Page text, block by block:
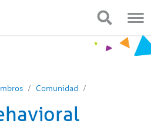
Comunidad